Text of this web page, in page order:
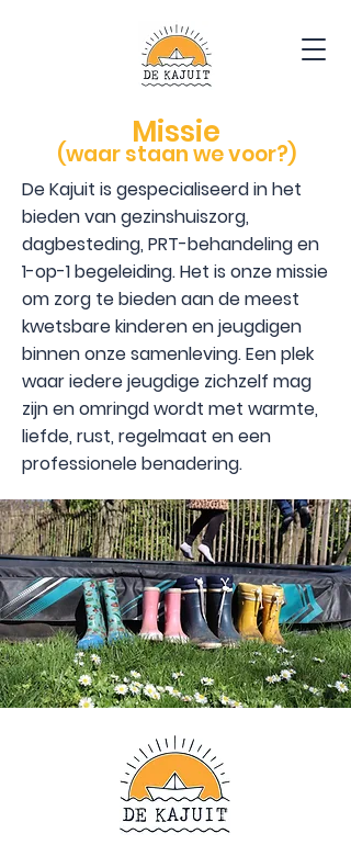
Missie
(waar staan we voor?)
De Kajuit is gespecialiseerd in het
bieden van gezinshuiszorg,
dagbesteding, PRT-behandeling en
1-op-1 begeleiding. Het is onze missie
om zorg te bieden aan de meest
kwetsbare kinderen en jeugdigen
binnen onze samenleving. Een plek
waar iedere jeugdige zichzelf mag
zijn en omringd wordt met warmte,
liefde, rust, regelmaat en een
professionele benadering.